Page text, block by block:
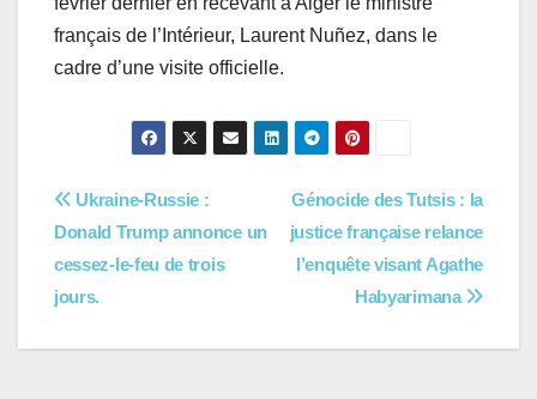
français de l’Intérieur, Laurent Nuñez, dans le
cadre d’une visite officielle.
Navigation
de
l’article
Génocide des Tutsis : la
justice française relance
l’enquête visant Agathe
Habyarimana
Ukraine-Russie :
Donald Trump annonce un
cessez-le-feu de trois
jours.